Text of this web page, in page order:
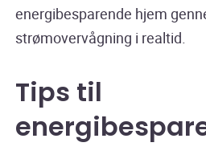
energibesparende hjem
strømovervågning i realtid.
Tips til